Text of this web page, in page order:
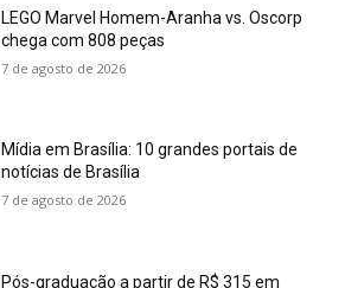
LEGO Marvel Homem-Aranha vs. Oscorp
chega com 808 peças
7 de agosto de 2026
Mídia em Brasília: 10 grandes portais de
notícias de Brasília
7 de agosto de 2026
Pós-graduação a partir de R$ 315 em